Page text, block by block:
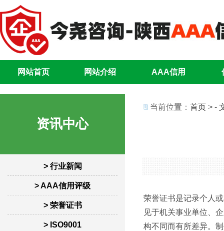
网站首页 网站介绍 AAA信用
资讯中心
> 行业新闻
> AAA信用评级
> 荣誉证书
> ISO9001
当前位置： 首页 > -
荣誉证书是记录个人
见于机关事业单位、
构不同而有所差异。